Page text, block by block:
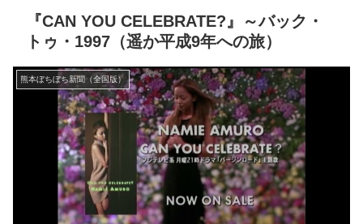
『CAN YOU CELEBRATE?』～バック・
トゥ・1997（遥か平成9年への旅）
熊本ぼちぼち新聞（全国版）